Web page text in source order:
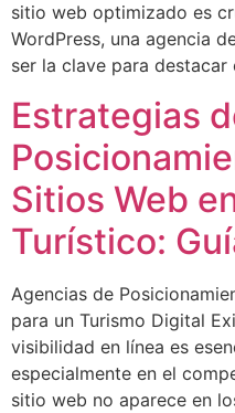
sitio web optimizado es
WordPress, una agencia
ser la clave para
Estrategias
Sitios Web
Turístico:
Agencias de
para un Turismo Digital
visibilidad en línea es
especialmente en el
sitio web no aparece en